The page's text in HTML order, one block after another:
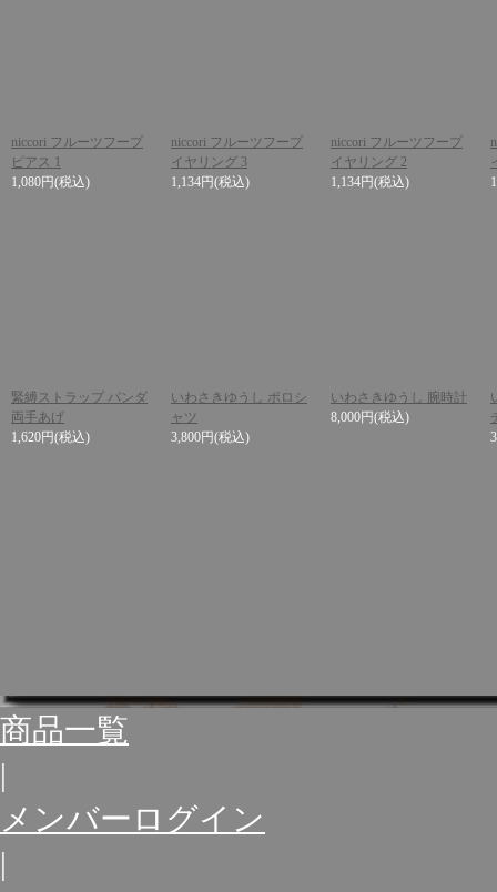
niccori フルーツフープ
ピアス 1
1,080円(税込)
niccori フルーツフープ
イヤリング 3
1,134円(税込)
niccori フルーツフープ
イヤリング 2
1,134円(税込)
緊縛ストラップ パンダ
両手あげ
1,620円(税込)
いわさきゆうし ポロシ
ャツ
3,800円(税込)
いわさきゆうし 腕時計
8,000円(税込)
商品一覧
|
メンバーログイン
|